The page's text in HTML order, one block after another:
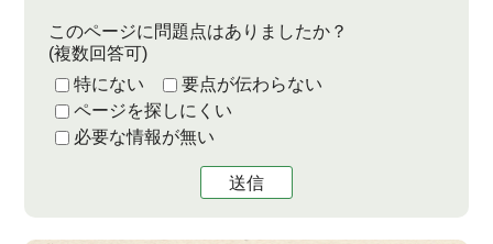
このページに問題点はありましたか？
(複数回答可)
特にない
要点が伝わらない
ページを探しにくい
必要な情報が無い
送信